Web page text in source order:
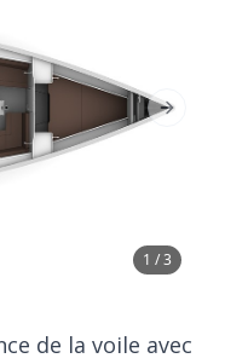
1 / 3
Next
de la voile avec